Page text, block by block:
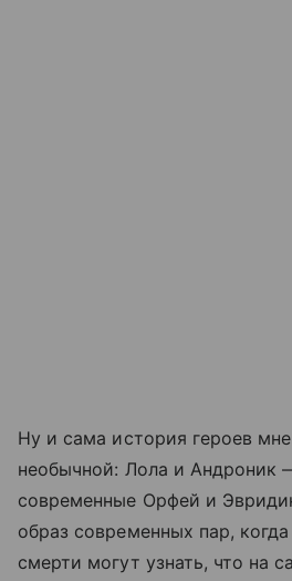
Ну и сама история героев
необычной: Лола и Андроник
современные Орфей и
образ современных пар,
смерти могут узнать, что на